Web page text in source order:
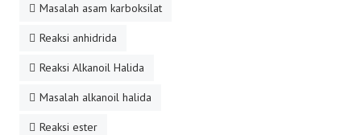
Masalah asam karboksilat
Reaksi anhidrida
Reaksi Alkanoil Halida
Masalah alkanoil halida
Reaksi ester